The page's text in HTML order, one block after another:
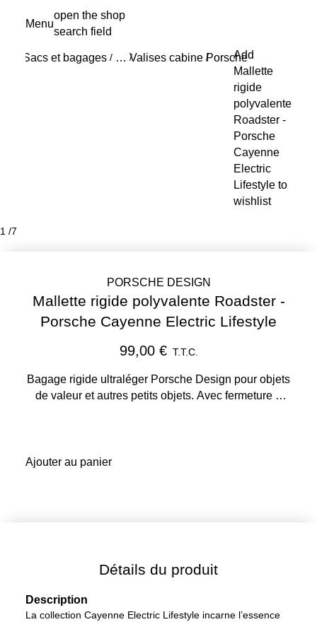
principal
Menu
open the shop
search field
Sacs et bagages / …
Reveal collapsed breadcrumb items
/Valises cabine /Porsche Design
Add
Mallette
rigide
polyvalente
Roadster -
Porsche
Cayenne
Electric
Lifestyle to
wishlist
1 /7
PORSCHE DESIGN
Mallette rigide polyvalente Roadster -
Porsche Cayenne Electric Lifestyle
99,00 € T.T.C.
Bagage rigide ultraléger Porsche Design pour objets
de valeur et autres petits objets. Avec fermeture à
Ajouter au panier
Détails du produit
Description
La collection Cayenne Electric Lifestyle incarne l’essence